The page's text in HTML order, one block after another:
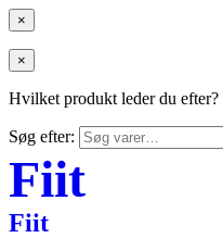
×
×
Hvilket produkt leder du efter?
Søg efter:
Fiit
Fiit